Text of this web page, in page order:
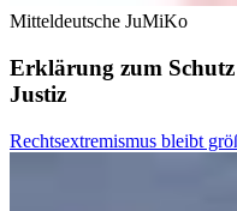
Mitteldeutsche JuMiKo
Erklärung zum Schutz
Justiz
Rechtsextremismus bleibt